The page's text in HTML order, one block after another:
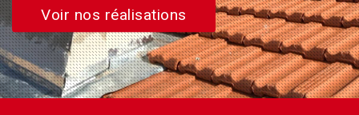
Voir nos réalisations